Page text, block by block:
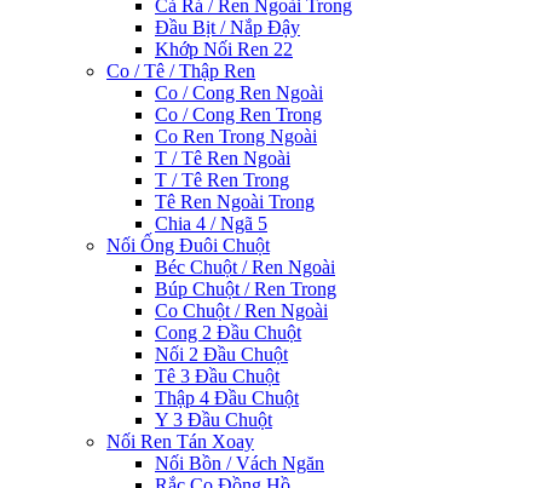
Cả Rá / Ren Ngoài Trong
Đầu Bịt / Nắp Đậy
Khớp Nối Ren 22
Co / Tê / Thập Ren
Co / Cong Ren Ngoài
Co / Cong Ren Trong
Co Ren Trong Ngoài
T / Tê Ren Ngoài
T / Tê Ren Trong
Tê Ren Ngoài Trong
Chia 4 / Ngã 5
Nối Ống Đuôi Chuột
Béc Chuột / Ren Ngoài
Búp Chuột / Ren Trong
Co Chuột / Ren Ngoài
Cong 2 Đầu Chuột
Nối 2 Đầu Chuột
Tê 3 Đầu Chuột
Thập 4 Đầu Chuột
Y 3 Đầu Chuột
Nối Ren Tán Xoay
Nối Bồn / Vách Ngăn